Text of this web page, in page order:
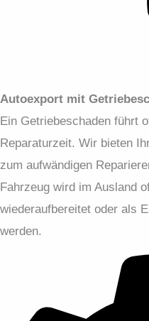
Autoexport mit
Ein Getriebeschaden führt
Reparaturzeit. Wir bieten
zum aufwändigen
Fahrzeug wird im Ausland
wiederaufbereitet oder als
werden.